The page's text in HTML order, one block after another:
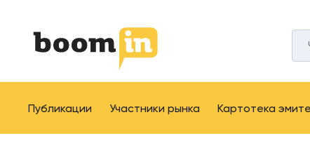
Публикации Участники рынка Картотека